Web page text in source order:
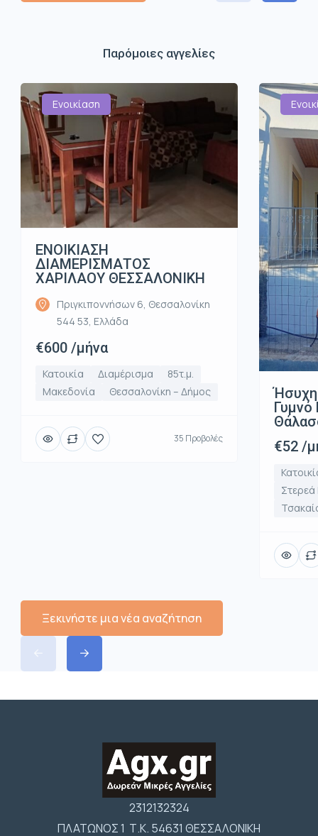
Παρόμοιες αγγελίες
Ενοικίαση
ΕΝΟΙΚΙΑΣΗ
ΔΙΑΜΕΡΙΣΜΑΤΟΣ
ΧΑΡΙΛΑΟΥ ΘΕΣΣΑΛΟΝΙΚΗ
Πριγκιποννήσων 6, Θεσσαλονίκη
544 53, Ελλάδα
€600 /μήνα
Κατοικία Διαμέρισμα
85τ.μ.
Μακεδονία
Θεσσαλονίκη – Δήμος
35 Προβολές
Γυμνό
€52 /
Ξεκινήστε μια νέα αναζήτηση
2312132324
ΠΛΑΤΩΝΟΣ 1 Τ.Κ. 54631 ΘΕΣΣΑΛΟΝΙΚΗ